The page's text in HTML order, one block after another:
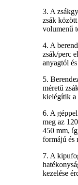
3. A
zsák
volumenű
4. A
zsák/perc
anyagtól
5.
méretű
kielégítik a
6. A
meg az
450 mm,
formájú és
7. A
kezelése